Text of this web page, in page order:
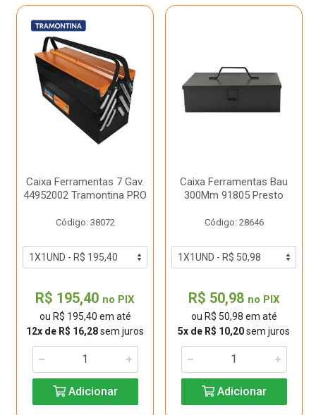
Caixa Ferramentas 7 Gav.
44952002 Tramontina PRO
Código: 38072
R$ 195,40 no PIX
ou R$ 195,40 em até
12x de R$ 16,28sem juros
Adicionar
Caixa Ferramentas Bau
300Mm 91805 Presto
Código: 28646
R$ 50,98 no PIX
ou R$ 50,98 em até
5x de R$ 10,20sem juros
Adicionar